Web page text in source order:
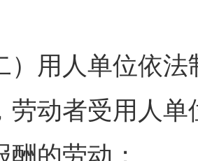
人单位依法
劳动者受用人
的劳动；